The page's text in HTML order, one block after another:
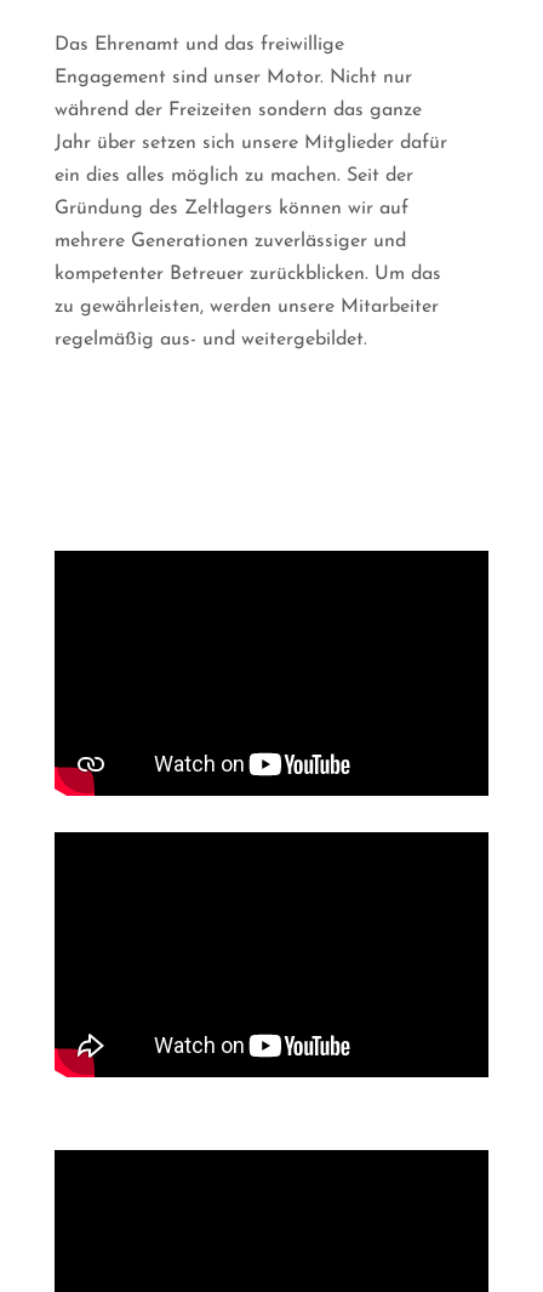
Das Ehrenamt und das freiwillige
Engagement sind unser Motor. Nicht nur
während der Freizeiten sondern das ganze
Jahr über setzen sich unsere Mitglieder dafür
ein dies alles möglich zu machen. Seit der
Gründung des Zeltlagers können wir auf
mehrere Generationen zuverlässiger und
kompetenter Betreuer zurückblicken. Um das
zu gewährleisten, werden unsere Mitarbeiter
regelmäßig aus- und weitergebildet.